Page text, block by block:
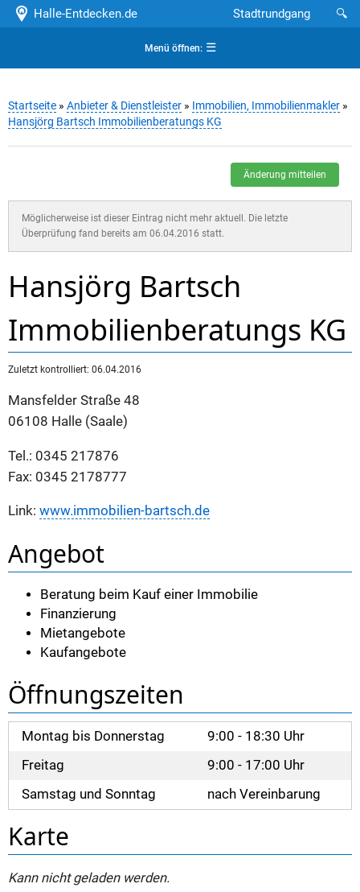
Halle-Entdecken.de 🔍
Stadtrundgang
Menü öffnen:☰
Startseite » Anbieter & Dienstleister » Immobilien, Immobilienmakler »
Hansjörg Bartsch Immobilienberatungs KG
Änderung mitteilen
Möglicherweise ist dieser Eintrag nicht mehr aktuell. Die letzte
Überprüfung fand bereits am 06.04.2016 statt.
Hansjörg Bartsch
Immobilienberatungs KG
Zuletzt kontrolliert: 06.04.2016
Mansfelder Straße 48
06108 Halle (Saale)
Tel.: 0345 217876
Fax: 0345 2178777
Link: www.immobilien-bartsch.de
Angebot
Beratung beim Kauf einer Immobilie
Finanzierung
Mietangebote
Kaufangebote
Öffnungszeiten
Montag bis Donnerstag
9:00 - 18:30 Uhr
Freitag
9:00 - 17:00 Uhr
Samstag und Sonntag
nach Vereinbarung
Karte
Kann nicht geladen werden.